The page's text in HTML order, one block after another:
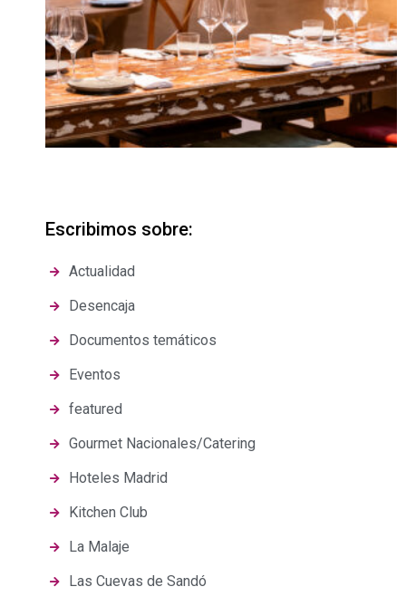
Escribimos sobre:
Actualidad
Desencaja
Documentos temáticos
Eventos
featured
Gourmet Nacionales/Catering
Hoteles Madrid
Kitchen Club
La Malaje
Las Cuevas de Sandó